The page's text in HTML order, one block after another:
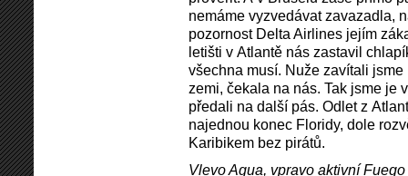
nemáme vyzvedávat zavazadla,
pozornost Delta Airlines jejím
letišti v Atlantě nás zastavil
všechna musí. Nuže zavítali
zemi, čekala na nás. Tak jsme je
předali na další pás. Odlet z
najednou konec Floridy, dole
Karibikem bez pirátů.
Vlevo Agua, vpravo aktivní